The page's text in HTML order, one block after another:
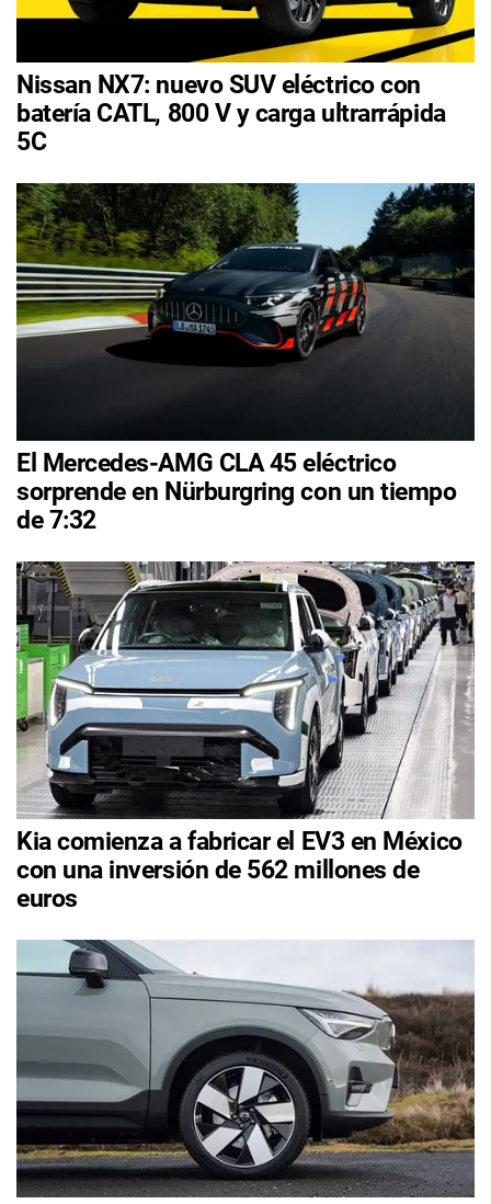
Nissan NX7: nuevo SUV eléctrico con
batería CATL, 800 V y carga ultrarrápida
5C
El Mercedes-AMG CLA 45 eléctrico
sorprende en Nürburgring con un tiempo
de 7:32
Kia comienza a fabricar el EV3 en México
con una inversión de 562 millones de
euros